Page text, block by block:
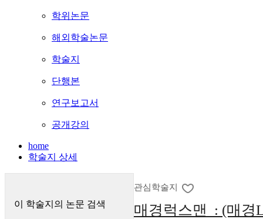
학위논문
해외학술논문
학술지
단행본
연구보고서
공개강의
home
학술지 상세
이 학술지의 논문 검색
관심학술지
매경럭스맨 : (매경